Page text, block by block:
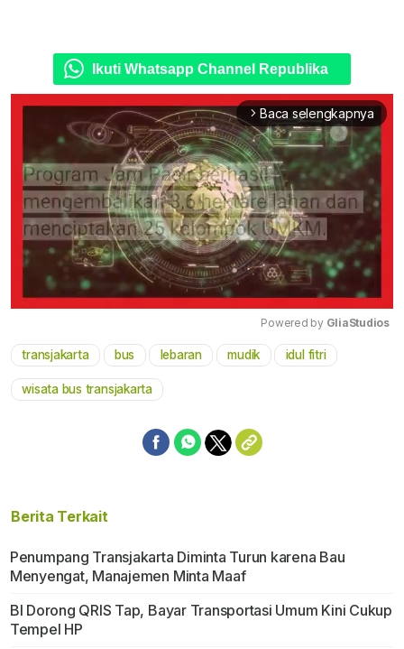
Ikuti Whatsapp Channel Republika
arrow_forward_ios Baca selengkapnya
Mute
Powered by GliaStudios
transjakarta bus lebaran mudik idul fitri
wisata bus transjakarta
Berita Terkait
Penumpang Transjakarta Diminta Turun karena Bau
Menyengat, Manajemen Minta Maaf
BI Dorong QRIS Tap, Bayar Transportasi Umum Kini Cukup
Tempel HP